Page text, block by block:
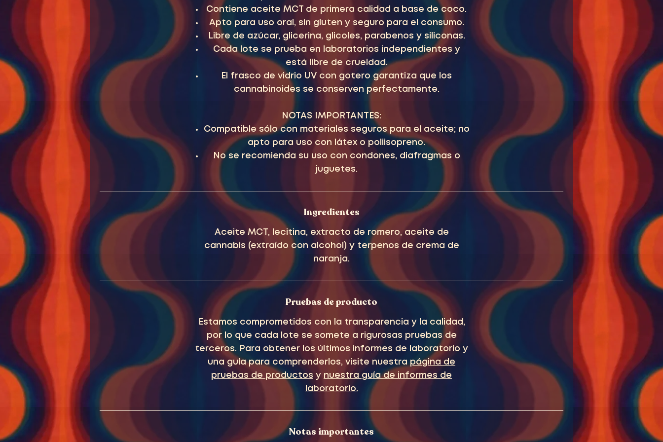
Contiene aceite MCT de primera calidad a base de coco.
Apto para uso oral, sin gluten y seguro para el consumo.
Libre de azúcar, glicerina, glicoles, parabenos y siliconas.
Cada lote se prueba en laboratorios independientes y
está libre de crueldad.
El frasco de vidrio UV con gotero garantiza que los
cannabinoides se conserven perfectamente.
NOTAS IMPORTANTES:
Compatible sólo con materiales seguros para el aceite; no
apto para uso con látex o poliisopreno.
No se recomienda su uso con condones, diafragmas o
juguetes.
Ingredientes
Aceite MCT, lecitina, extracto de romero, aceite de
cannabis (extraído con alcohol) y terpenos de crema de
naranja.
Pruebas de producto
Estamos comprometidos con la transparencia y la calidad,
por lo que cada lote se somete a rigurosas pruebas de
terceros. Para obtener los últimos informes de laboratorio y
una guía para comprenderlos, visite nuestra página de
pruebas de productos y nuestra guía de informes de
laboratorio.
Notas importantes